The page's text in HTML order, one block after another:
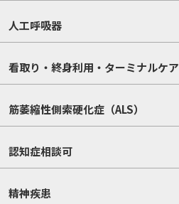
人工呼吸器
看取り・終身利用・ターミナルケア
筋萎縮性側索硬化症（ALS）
認知症相談可
精神疾患